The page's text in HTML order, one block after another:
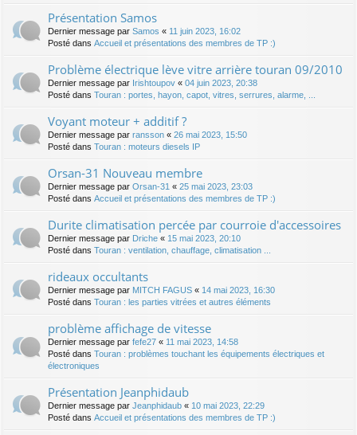
Présentation Samos
Dernier message par Samos « 11 juin 2023, 16:02
Posté dans Accueil et présentations des membres de TP :)
Problème électrique lève vitre arrière touran 09/2010
Dernier message par Irishtoupov « 04 juin 2023, 20:38
Posté dans Touran : portes, hayon, capot, vitres, serrures, alarme, ...
Voyant moteur + additif ?
Dernier message par ransson « 26 mai 2023, 15:50
Posté dans Touran : moteurs diesels IP
Orsan-31 Nouveau membre
Dernier message par Orsan-31 « 25 mai 2023, 23:03
Posté dans Accueil et présentations des membres de TP :)
Durite climatisation percée par courroie d'accessoires
Dernier message par Driche « 15 mai 2023, 20:10
Posté dans Touran : ventilation, chauffage, climatisation ...
rideaux occultants
Dernier message par MITCH FAGUS « 14 mai 2023, 16:30
Posté dans Touran : les parties vitrées et autres éléments
problème affichage de vitesse
Dernier message par fefe27 « 11 mai 2023, 14:58
Posté dans Touran : problèmes touchant les équipements électriques et
électroniques
Présentation Jeanphidaub
Dernier message par Jeanphidaub « 10 mai 2023, 22:29
Posté dans Accueil et présentations des membres de TP :)